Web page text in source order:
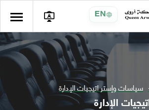
EN
سياسات وإستر اتيجيات الإدارة
الإدارة